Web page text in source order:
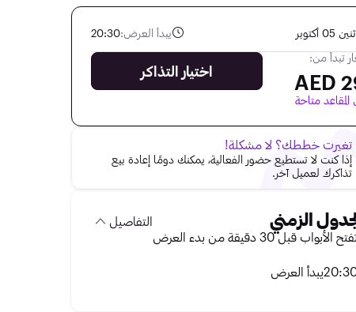
05 أكتوبر يبدأ العرض:20:30
تبدأ من:
اختيار التذاكر
متاحة
تغيرت خططك؟ لا مشكلة!
إذا كنت لا تستطيع حضور الفعالية، يمكنك دومًا إعادة بيع
تذاكرك لعميل آخر.
الزمني
التفاصيل
الأبواب قبل 30 دقيقة من بدء العرض
يبدأ العرض